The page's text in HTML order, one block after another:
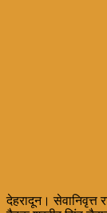
देहरादून। सेवानिवृत्त